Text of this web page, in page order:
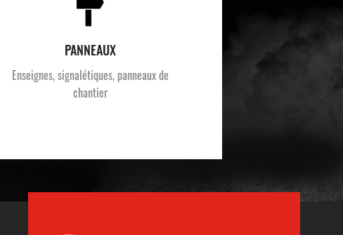
PANNEAUX
Enseignes, signalétiques, panneaux de
chantier